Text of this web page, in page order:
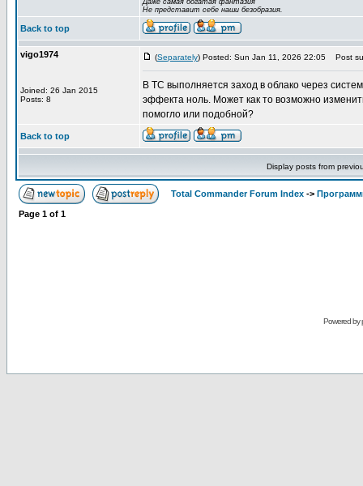
Даже самая богатая фантазия
Не представит себе наши безобразия.
Back to top
vigo1974
Joined: 26 Jan 2015
Posts: 8
(Separately) Posted: Sun Jan 11, 2026 22:05 Post
В TC выполняется заход в облако через
эффекта ноль. Может как то возможно
помогло или подобной?
Back to top
Display posts from
Total Commander Forum Index ->
Page 1 of 1
Powered by